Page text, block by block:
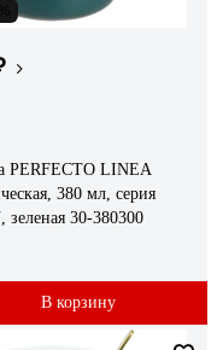
PERFECTO LINEA
380 мл, серия
зеленая 30-380300
В корзину